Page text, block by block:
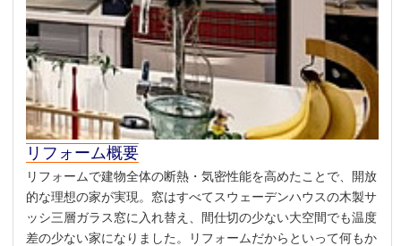
リフォーム概要
リフォームで建物全体の断熱・気密性能を高めたことで、開放
的な理想の家が実現。窓はすべてスウェーデンハウスの木製サ
ッシ三層ガラス窓に入れ替え、間仕切の少ない大空間でも温度
差の少ない家になりました。リフォームだからといって何もか